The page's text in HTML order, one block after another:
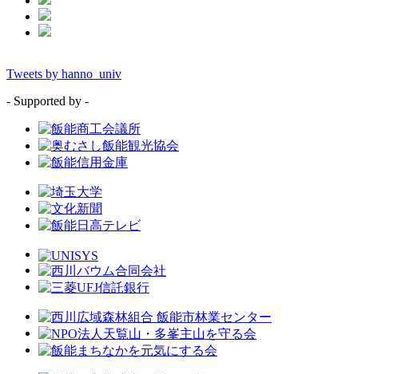
Tweets by hanno_univ
- Supported by -